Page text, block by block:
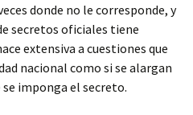
donde no le corresponde, y
secretos oficiales tiene
extensiva a cuestiones que
nacional como si se alargan
imponga el secreto.